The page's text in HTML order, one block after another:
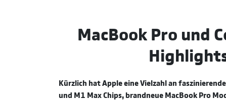
MacBook Pro und
Kürzlich hat Apple eine Vielzahl an
und M1 Max Chips, brandneue MacBook Pro